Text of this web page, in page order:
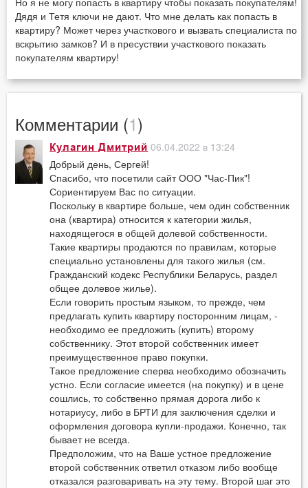
Дядя и Тетя ключи не дают. Что мне делать как попасть в
квартиру? Может через участкового и вызвать специалиста по
вскрытию замков? И в пресуствии участкового показать
покупателям квартиру!
Комментарии (1)
Кулагин Дмитрий 06.04.2022 в 13:24
Добрый день, Сергей!
Спасибо, что посетили сайт ООО "Час-Пик"!
Сориентируем Вас по ситуации.
Поскольку в квартире больше, чем один собственник
она (квартира) относится к категории жилья,
находящегося в общей долевой собственности.
Такие квартиры продаются по правилам, которые
специально установлены для такого жилья (см.
Гражданский кодекс Республики Беларусь, раздел
общее долевое жилье).
Если говорить простым языком, то прежде, чем
предлагать купить квартиру посторонним лицам, -
необходимо ее предложить (купить) второму
собственнику. Этот второй собственник имеет
преимущественное право покупки.
Такое предложение сперва необходимо обозначить
устно. Если согласие имеется (на покупку) и в цене
сошлись, то собственно прямая дорога либо к
нотариусу, либо в БРТИ для заключения сделки и
оформления договора купли-продажи. Конечно, так
бывает не всегда.
Предположим, что на Ваше устное предложение
второй собственник ответил отказом либо вообще
отказался разговаривать на эту тему. Второй шаг это